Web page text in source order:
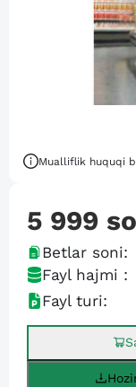
Mualliflik huquqi
5 999
Betlar soni:
Fayl hajmi :
Fayl turi: